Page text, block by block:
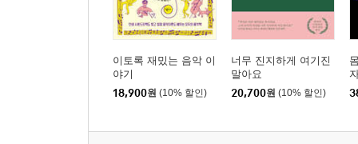
이토록 재밌는 음악 이
야기
18,900원 (10% 할인)
너무 진지하게 여기진
말아요
20,700원 (10% 할인)